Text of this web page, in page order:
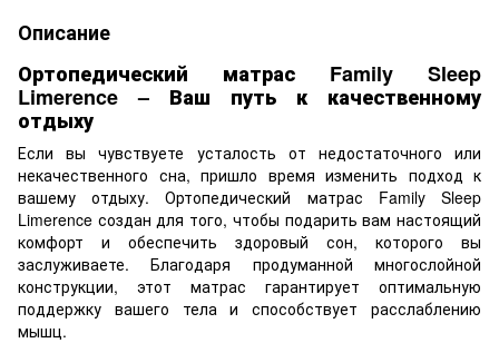
Описание
Ортопедический матрас Family Sleep
Limerence – Ваш путь к качественному
отдыху
Если вы чувствуете усталость от недостаточного или
некачественного сна, пришло время изменить подход к
вашему отдыху. Ортопедический матрас Family Sleep
Limerence создан для того, чтобы подарить вам настоящий
комфорт и обеспечить здоровый сон, которого вы
заслуживаете. Благодаря продуманной многослойной
конструкции, этот матрас гарантирует оптимальную
поддержку вашего тела и способствует расслаблению
мышц.